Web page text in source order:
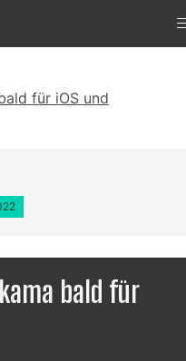
für iOS und
bald für